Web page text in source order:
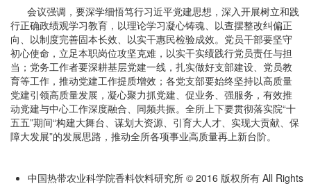
会议强调，要深学细悟笃行习近平党建思想，深入开展树立和践
行正确政绩观学习教育，以理论学习凝心铸魂、以查摆整改纠偏正
向、以制度完善固本长效、以实干惠民检验成效。党员干部要坚守
初心使命，立足本职岗位攻坚克难，以实干实绩践行党员责任与担
当；党务工作者要深耕基层党建一线，扎实做好支部建设、党员教
育等工作，推动党建工作提质增效；各党支部要始终坚持以高质量
党建引领高质量发展，凝心聚力抓党建、促业务、强服务，有效推
动党建与中心工作深度融合、同频共振。全所上下要贯彻落实院“十
五五”期间“构建大舞台、谋划大资源、引育大人才、实现大贡献、保
障大发展”的发展思路，推动全所各项事业高质量再上新台阶。
中国热带农业科学院香料饮料研究所 © 2016 版权所有 All Rights